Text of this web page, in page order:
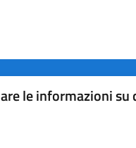
le informazioni su